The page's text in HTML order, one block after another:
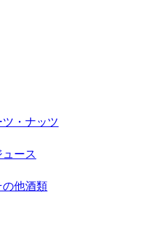
・ナッツ
ース
の他酒類